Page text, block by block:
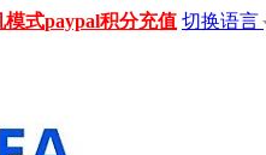
模式paypal积分充值 切换语言